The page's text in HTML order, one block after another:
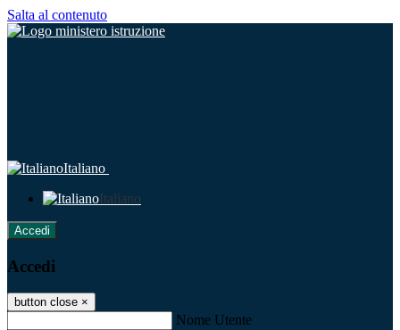
Salta al contenuto
Italiano
Italiano
Accedi
Accedi
button close ×
Nome Utente